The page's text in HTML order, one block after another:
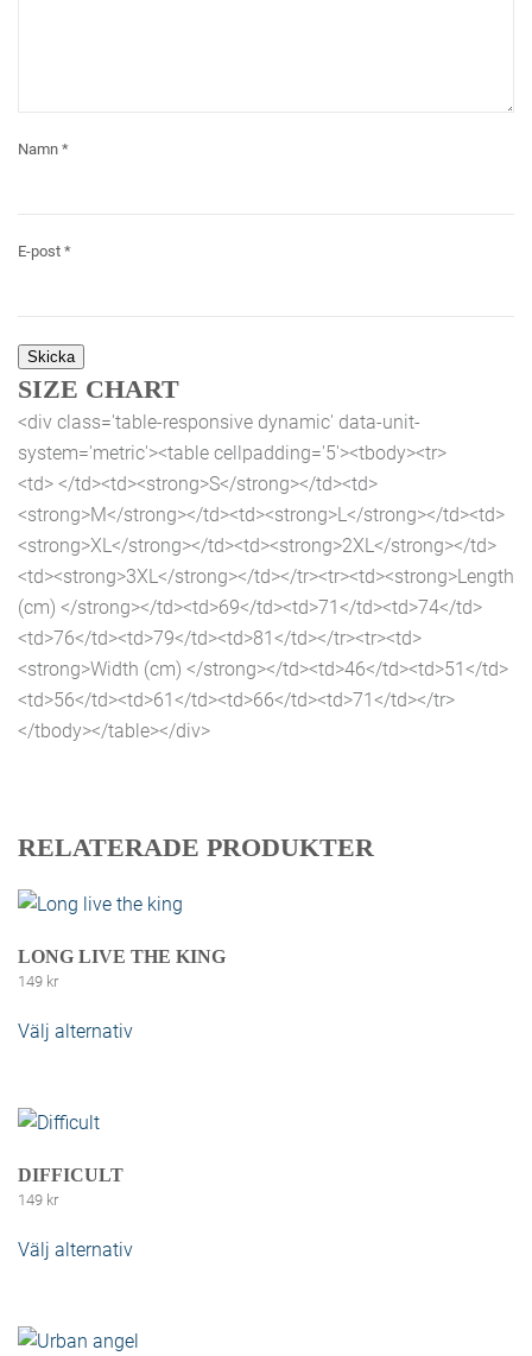
Namn *
E-post *
SIZE CHART
<div class='table-responsive dynamic' data-unit-
system='metric'><table cellpadding='5'><tbody><tr>
<td> </td><td><strong>S</strong></td><td>
<strong>M</strong></td><td><strong>L</strong></td><td>
<strong>XL</strong></td><td><strong>2XL</strong></td>
<td><strong>3XL</strong></td></tr><tr><td><strong>Length
(cm) </strong></td><td>69</td><td>71</td><td>74</td>
<td>76</td><td>79</td><td>81</td></tr><tr><td>
<strong>Width (cm) </strong></td><td>46</td><td>51</td>
<td>56</td><td>61</td><td>66</td><td>71</td></tr>
</tbody></table></div>
RELATERADE PRODUKTER
LONG LIVE THE KING
149 kr
Välj alternativ
DIFFICULT
149 kr
Välj alternativ